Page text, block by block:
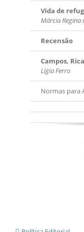
Vida de
Márcia Regina
Recensão
Campos,
Lígia Ferro
Normas para